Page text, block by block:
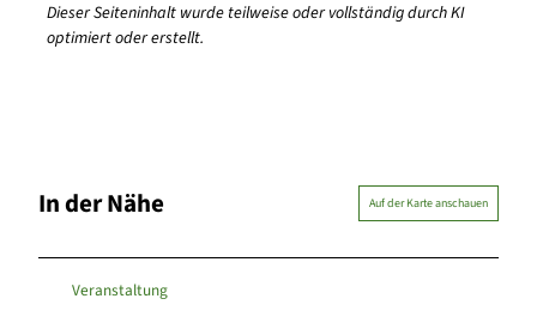
Dieser Seiteninhalt wurde teilweise oder vollständig durch KI
optimiert oder erstellt.
In der Nähe Auf der Karte anschauen
Veranstaltung